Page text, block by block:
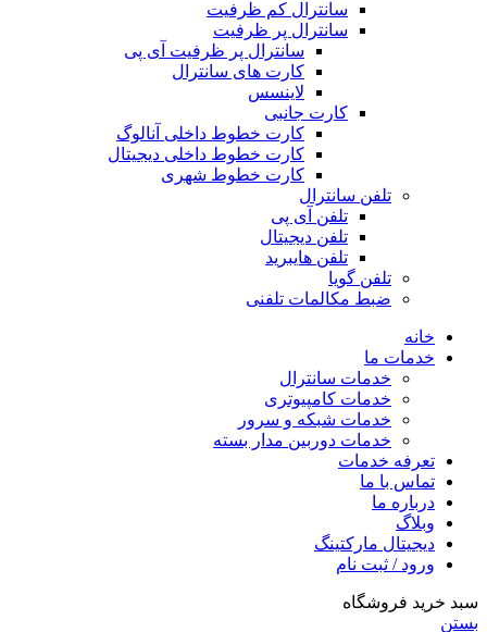
سانترال کم ظرفیت
سانترال پر ظرفیت
سانترال پر ظرفیت آی پی
کارت های سانترال
لاینسس
کارت جانبی
کارت خطوط داخلی آنالوگ
کارت خطوط داخلی دیجیتال
کارت خطوط شهری
تلفن سانترال
تلفن آی پی
تلفن دیجیتال
تلفن هایبرید
تلفن گویا
ضبط مکالمات تلفنی
خانه
خدمات ما
خدمات سانترال
خدمات کامپیوتری
خدمات شبکه و سرور
خدمات دوربین مدار بسته
تعرفه خدمات
تماس با ما
درباره ما
وبلاگ
دیجیتال مارکتینگ
ورود / ثبت نام
سبد خرید فروشگاه
بستن